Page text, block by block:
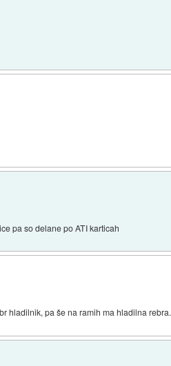
pa so delane po ATI karticah
hladilnik, pa še na ramih ma hladilna rebra.